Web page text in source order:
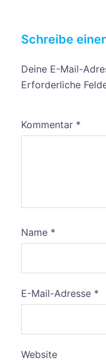
Schreibe
Deine E-Mail-
Erforderliche
Kommentar *
Name *
E-Mail-Adresse *
Website